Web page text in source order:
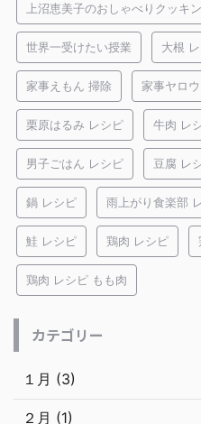
上沼恵美子のおしゃべりクッキ
世界一受けたい授業 大根
家事えもん 掃除 家事ヤロウ
栗原はるみ レシピ 牛肉 レ
男子ごはん レシピ 豆腐 レ
鍋 レシピ 雨上がり食楽部
鮭 レシピ 鶏肉 レシピ
鶏肉 レシピ もも肉
カテゴリー
１月 (3)
２月 (1)